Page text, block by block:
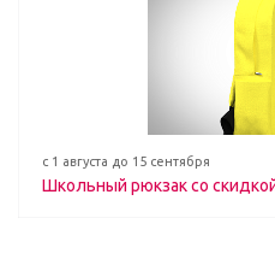
с 1 августа до 15 сентября
Школьный рюкзак со